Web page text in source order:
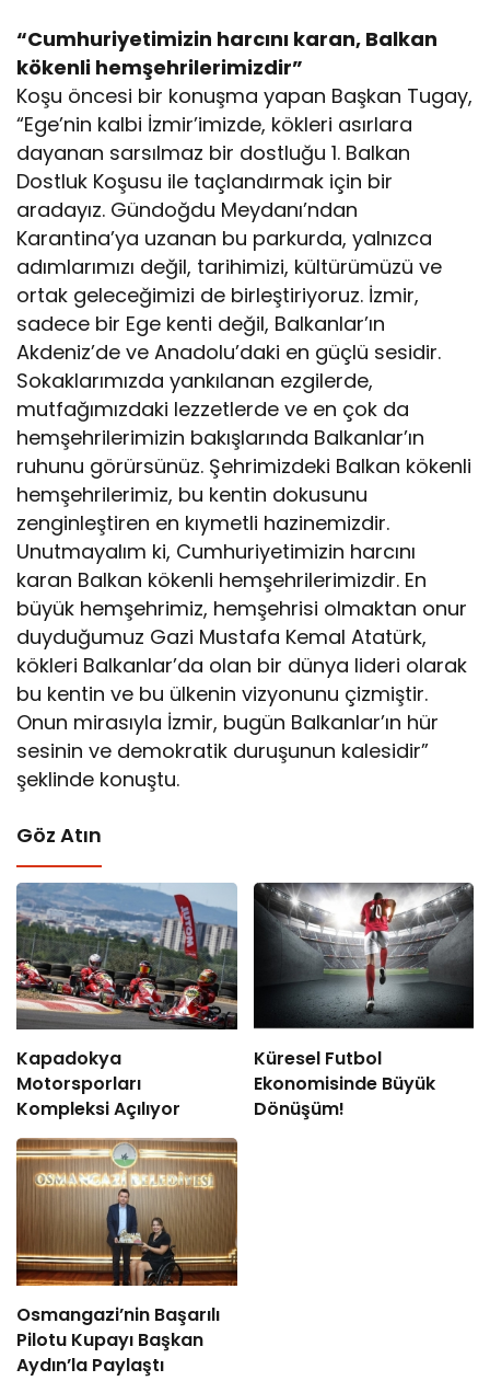
“Cumhuriyetimizin harcını karan, Balkan
kökenli hemşehrilerimizdir”
Koşu öncesi bir konuşma yapan Başkan Tugay,
“Ege’nin kalbi İzmir’imizde, kökleri asırlara
dayanan sarsılmaz bir dostluğu 1. Balkan
Dostluk Koşusu ile taçlandırmak için bir
aradayız. Gündoğdu Meydanı’ndan
Karantina’ya uzanan bu parkurda, yalnızca
adımlarımızı değil, tarihimizi, kültürümüzü ve
ortak geleceğimizi de birleştiriyoruz. İzmir,
sadece bir Ege kenti değil, Balkanlar’ın
Akdeniz’de ve Anadolu’daki en güçlü sesidir.
Sokaklarımızda yankılanan ezgilerde,
mutfağımızdaki lezzetlerde ve en çok da
hemşehrilerimizin bakışlarında Balkanlar’ın
ruhunu görürsünüz. Şehrimizdeki Balkan kökenli
hemşehrilerimiz, bu kentin dokusunu
zenginleştiren en kıymetli hazinemizdir.
Unutmayalım ki, Cumhuriyetimizin harcını
karan Balkan kökenli hemşehrilerimizdir. En
büyük hemşehrimiz, hemşehrisi olmaktan onur
duyduğumuz Gazi Mustafa Kemal Atatürk,
kökleri Balkanlar’da olan bir dünya lideri olarak
bu kentin ve bu ülkenin vizyonunu çizmiştir.
Onun mirasıyla İzmir, bugün Balkanlar’ın hür
sesinin ve demokratik duruşunun kalesidir”
şeklinde konuştu.
Göz Atın
Kapadokya
Motorsporları
Kompleksi Açılıyor
Küresel Futbol
Ekonomisinde Büyük
Dönüşüm!
Osmangazi’nin Başarılı
Pilotu Kupayı Başkan
Aydın’la Paylaştı